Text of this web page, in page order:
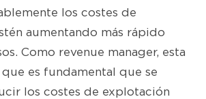
los costes de
aumentando más rápido
Como revenue manager, esta
es fundamental que se
los costes de explotación